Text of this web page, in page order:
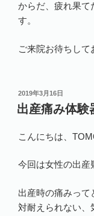
からだ、疲れ果て
す。
ご来院お待ちして
投
稿
日:
2019年3月16日
出産痛み体験
こんにちは、
今回は女性の出産
出産時の痛みって
対耐えられない、